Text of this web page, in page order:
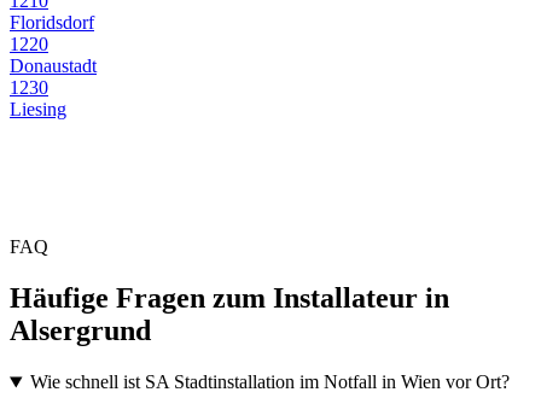
Floridsdorf
1220
Donaustadt
1230
Liesing
FAQ
Häufige Fragen zum Installateur in
Alsergrund
Wie schnell ist SA Stadtinstallation im Notfall in Wien vor Ort?